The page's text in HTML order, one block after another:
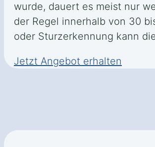
wurde, dauert es meist nur
der Regel innerhalb von 30
oder Sturzerkennung kann
Jetzt Angebot erhalten